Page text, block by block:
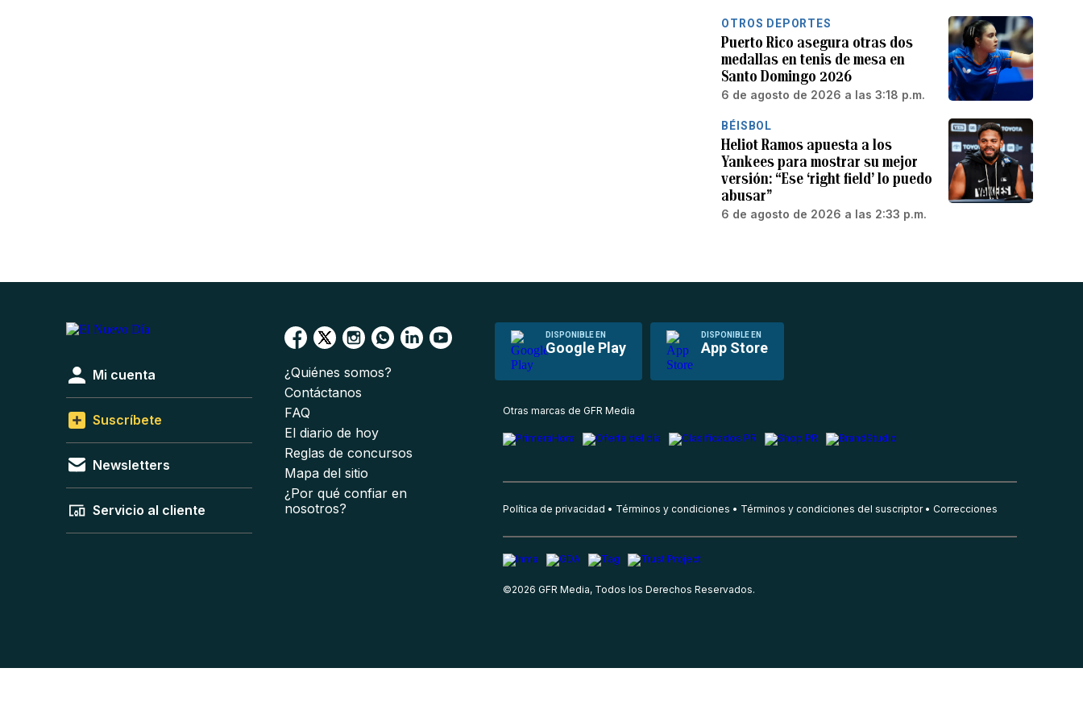
OTROS DEPORTES
Puerto Rico asegura otras dos
medallas en tenis de mesa en
Santo Domingo 2026
6 de agosto de 2026 a las 3:18 p.m.
BÉISBOL
Heliot Ramos apuesta a los
Yankees para mostrar su mejor
versión: “Ese ‘right field’ lo puedo
abusar”
6 de agosto de 2026 a las 2:33 p.m.
DISPONIBLE EN
Google Play
DISPONIBLE EN
App Store
Mi cuenta
Suscríbete
Newsletters
Servicio al cliente
¿Quiénes somos?
Contáctanos
FAQ
El diario de hoy
Reglas de concursos
Mapa del sitio
¿Por qué confiar en
nosotros?
Otras marcas de GFR Media
Política de privacidad Términos y condiciones Términos y condiciones del suscriptor Correcciones
©2026 GFR Media, Todos los Derechos Reservados.